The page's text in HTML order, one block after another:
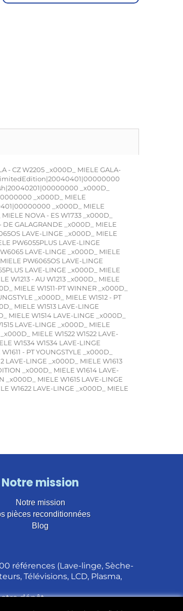
CZ W2205 _x000D_ MIELE GALA-
_x000D_
_x000D_ MIELE
_x000D_ MIELE
NOVA - ES W1733 _x000D_
GALAGRANDE _x000D_ MIELE
LAVE-LINGE _x000D_ MIELE
PW6055PLUS LAVE-LINGE
LAVE-LINGE _x000D_ MIELE
PW6065OS LAVE-LINGE
LAVE-LINGE _x000D_ MIELE
W1213 - AU W1213 _x000D_ MIELE
MIELE W1511-PT WINNER _x000D_
_x000D_ MIELE W1512 - PT
MIELE W1513 LAVE-LINGE
MIELE W1514 LAVE-LINGE _x000D_
LAVE-LINGE _x000D_ MIELE
MIELE W1522 W1522 LAVE-
W1534 W1534 LAVE-LINGE
- PT YOUNGSTYLE _x000D_
LAVE-LINGE _x000D_ MIELE W1613
_x000D_ MIELE W1614 LAVE-
_x000D_ MIELE W1615 LAVE-LINGE
W1622 LAVE-LINGE _x000D_ MIELE
Notre mission
Notre mission
pièces reconditionnées
Blog
références (Lave-linge, Sèche-
Télévisions, LCD, Plasma,
dépôt.